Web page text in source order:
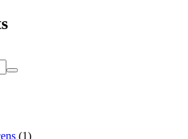
(1)